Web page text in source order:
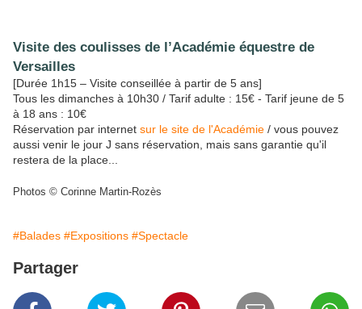
Visite des coulisses de l’Académie équestre de
Versailles
[Durée 1h15 – Visite conseillée à partir de 5 ans]
Tous les dimanches à 10h30 / Tarif adulte : 15€ - Tarif jeune de 5
à 18 ans : 10€
Réservation par internet sur le site de l'Académie / vous pouvez
aussi venir le jour J sans réservation, mais sans garantie qu'il
restera de la place...
Photos © Corinne Martin-Rozès
#Balades #Expositions #Spectacle
Partager